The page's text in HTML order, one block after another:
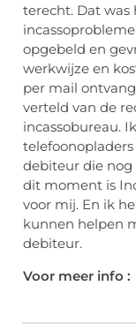
terecht. Dat
opgebeld en
werkwijze en
per mail
verteld van de
incassobureau.
debiteur die nog
dit moment is
voor mij. En ik
kunnen helpen
debiteur.
Voor meer info :